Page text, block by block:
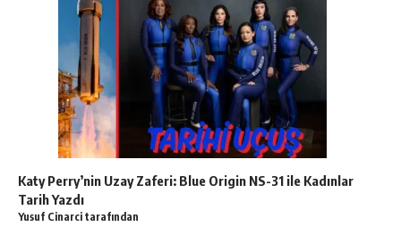
Katy Perry’nin Uzay Zaferi: Blue Origin NS-31 ile Kadınlar
Tarih Yazdı
Yusuf Cinarci tarafından